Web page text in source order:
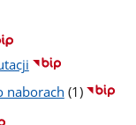
naborach liczba
(1)